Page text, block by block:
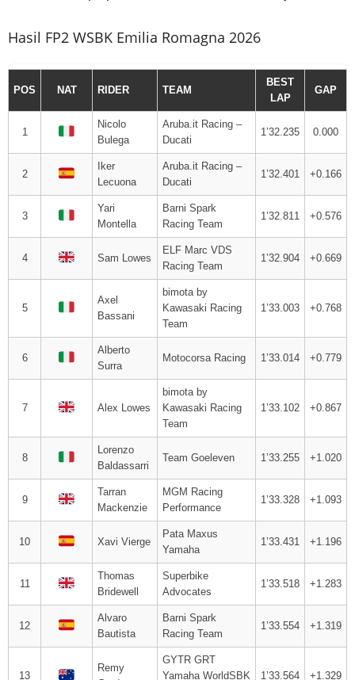
Hasil FP2 WSBK Emilia Romagna 2026
POS NAT RIDER TEAM
BEST
LAP
GAP
1
Nicolo
Bulega
Aruba.it Racing –
Ducati
1’32.235 0.000
2
Iker
Lecuona
Aruba.it Racing –
Ducati
1’32.401 +0.166
3
Yari
Montella
Barni Spark
Racing Team
1’32.811 +0.576
4 Sam Lowes
ELF Marc VDS
Racing Team
1’32.904 +0.669
5
Axel
Bassani
bimota by
Kawasaki Racing
Team
1’33.003 +0.768
6
Alberto
Surra
Motocorsa Racing 1’33.014 +0.779
7 Alex Lowes
bimota by
Kawasaki Racing
Team
1’33.102 +0.867
8
Lorenzo
Baldassarri
Team Goeleven 1’33.255 +1.020
9
Tarran
Mackenzie
MGM Racing
Performance
1’33.328 +1.093
10 Xavi Vierge
Pata Maxus
Yamaha
1’33.431 +1.196
11
Thomas
Bridewell
Superbike
Advocates
1’33.518 +1.283
12
Alvaro
Bautista
Barni Spark
Racing Team
1’33.554 +1.319
13
Remy
GYTR GRT
Yamaha WorldSBK
1’33.564 +1.329